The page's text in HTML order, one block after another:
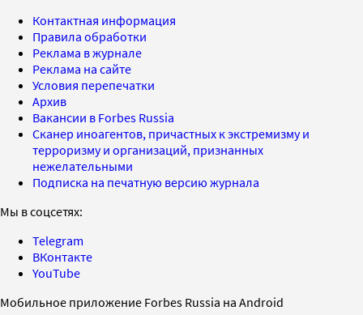
Контактная информация
Правила обработки
Реклама в журнале
Реклама на сайте
Условия перепечатки
Архив
Вакансии в Forbes Russia
Сканер иноагентов, причастных к экстремизму и
терроризму и организаций, признанных
нежелательными
Подписка на печатную версию журнала
Мы в соцсетях:
Telegram
ВКонтакте
YouTube
Мобильное приложение Forbes Russia на Android